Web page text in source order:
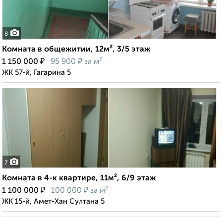
8
Комната в общежитии, 12м², 3/5 этаж
1 150 000 ₽ 95 900 ₽ за м²
ЖК 57-й, Гагарина 5
7
Комната в 4-к квартире, 11м², 6/9 этаж
1 100 000 ₽ 100 000 ₽ за м²
ЖК 15-й, Амет-Хан Султана 5